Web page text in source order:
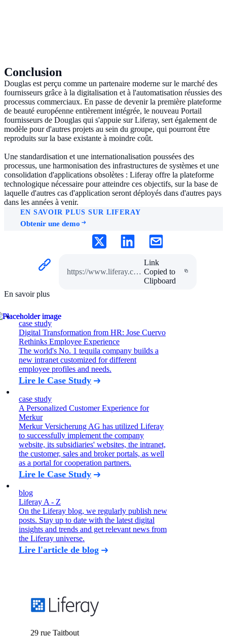
Conclusion
Douglas est perçu comme un partenaire moderne sur le marché des
fournisseurs grâce à la digitalisation et à l'automatisation réussies des
processus commerciaux. En passe de devenir la première plateforme
de beauté européenne entièrement intégrée, le nouveau Portail
fournisseurs de Douglas qui s'appuie sur Liferay, sert également de
modèle pour d'autres projets au sein du groupe, qui pourront être
reproduits sur la base existante à moindre coût.
Une standardisation et une internationalisation poussées des
processus, une harmonisation des infrastructures de systèmes et une
consolidation d'applications obsolètes : Liferay offre la plateforme
technologique nécessaire pour atteindre ces objectifs, sur la base de
laquelle d'autres cas d'application seront déployés dans d'autres pays
dans les années à venir.
EN SAVOIR PLUS SUR LIFERAY
Obtenir une demo
https://www.liferay.com/fr/web/guest/resources/case-studies/douglas
Link
Copied to
Clipboard
En savoir plus
case study
Digital Transformation from HR: Jose Cuervo
Rethinks Employee Experience
The world's No. 1 tequila company builds a
new intranet customized for different
employee profiles and needs.
Lire le Case Study
case study
A Personalized Customer Experience for
Merkur
Merkur Versicherung AG has utilized Liferay
to successfully implement the company
website, its subsidiaries' websites, the intranet,
the customer, sales and broker portals, as well
as a portal for cooperation partners.
Lire le Case Study
blog
Liferay A - Z
On the Liferay blog, we regularly publish new
posts. Stay up to date with the latest digital
insights and trends and get relevant news from
the Liferay universe.
Lire l'article de blog
29 rue Taitbout